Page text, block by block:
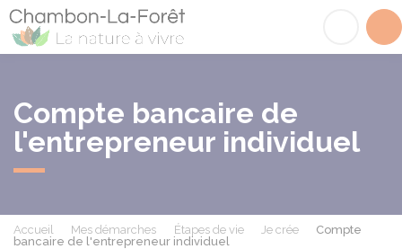
Compte bancaire de
l'entrepreneur individuel
Accueil Mes démarches Étapes de vie Je crée
Compte
bancaire de l'entrepreneur individuel